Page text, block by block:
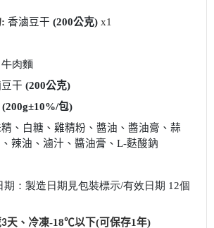
: 香滷豆干 (200公克) x1
肉麵
干 (200公克)
(200g±10%/包)
、白糖、雞精粉、醬油、醬油膏、蒜
辣油、滷汁、醬油膏、 L-麩酸鈉
期：製造日期見包裝標示/有效日期 12個
3天、冷凍-18℃以下(可保存1年)